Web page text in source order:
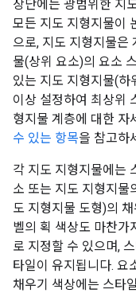
상단에는 광범위한 지
모든 지도 지형지물이
으로, 지도 지형지물은
물(상위 요소)의 요소
있는 지도 지형지물(
이상 설정하여 최상위
형지물 계층에 대한 자
수 있는 항목을 참고하
각 지도 지형지물에는
소 또는 지도 지형지물
도 지형지물 도형)의
벨의 획 색상도 마찬가
로 지정할 수 있으며,
타일이 유지됩니다. 요
채우기 색상에는 스타